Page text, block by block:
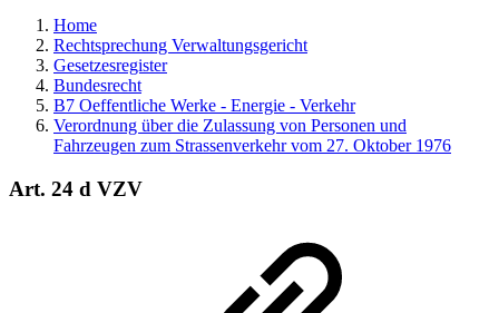
Home
Rechtsprechung Verwaltungsgericht
Gesetzesregister
Bundesrecht
B7 Oeffentliche Werke - Energie - Verkehr
Verordnung über die Zulassung von Personen und
Fahrzeugen zum Strassenverkehr vom 27. Oktober 1976
Art. 24 d VZV